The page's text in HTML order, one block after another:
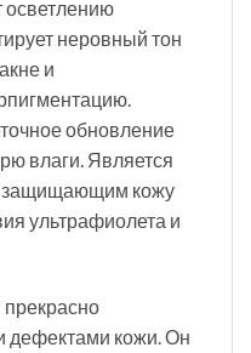
осветлению
неровный тон
и
обновление
влаги. Является
защищающим кожу
ультрафиолета и
прекрасно
дефектами кожи. Он